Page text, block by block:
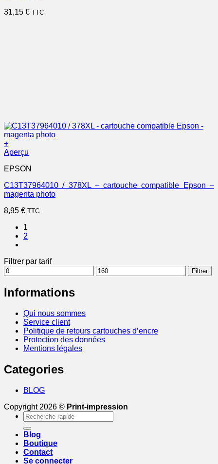
31,15 € TTC
+
Aperçu
EPSON
C13T37964010 / 378XL – cartouche compatible Epson –
magenta photo
8,95 € TTC
1
2
Filtrer par tarif
Prix
min
Prix
max
Filtrer
Informations
Qui nous sommes
Service client
Politique de retours cartouches d’encre
Protection des données
Mentions légales
Categories
BLOG
Copyright 2026 © Print-impression
Recherche
pour :
Blog
Boutique
Contact
Se connecter